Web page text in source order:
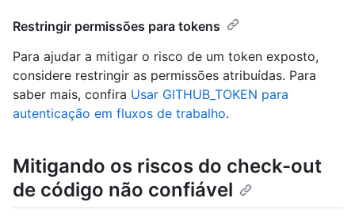
Restringir permissões para tokens
Para ajudar a mitigar o risco de um token exposto,
considere restringir as permissões atribuídas. Para
saber mais, confira Usar GITHUB_TOKEN para
autenticação em fluxos de trabalho.
Mitigando os riscos do check-out
de código não confiável